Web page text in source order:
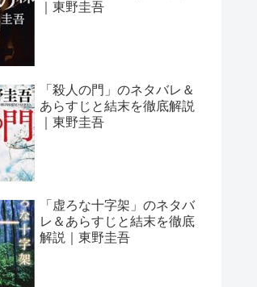
｜東野圭吾
「殺人の門」のネタバレ＆
あらすじと結末を徹底解説
｜東野圭吾
「虚ろな十字架」のネタバ
レ＆あらすじと結末を徹底
解説｜東野圭吾